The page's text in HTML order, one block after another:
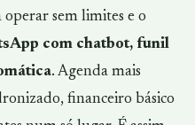
operar sem limites e o
com chatbot, funil
. Agenda mais
financeiro básico